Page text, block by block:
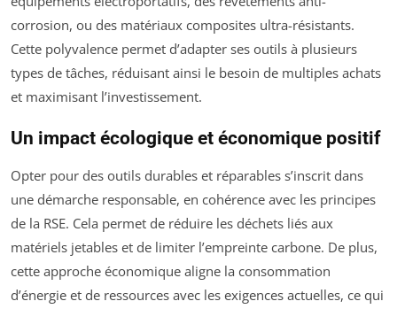
corrosion, ou des matériaux composites ultra-résistants.
Cette polyvalence permet d’adapter ses outils à plusieurs
types de tâches, réduisant ainsi le besoin de multiples achats
et maximisant l’investissement.
Un impact écologique et économique positif
Opter pour des outils durables et réparables s’inscrit dans
une démarche responsable, en cohérence avec les principes
de la RSE. Cela permet de réduire les déchets liés aux
matériels jetables et de limiter l’empreinte carbone. De plus,
cette approche économique aligne la consommation
d’énergie et de ressources avec les exigences actuelles, ce qui